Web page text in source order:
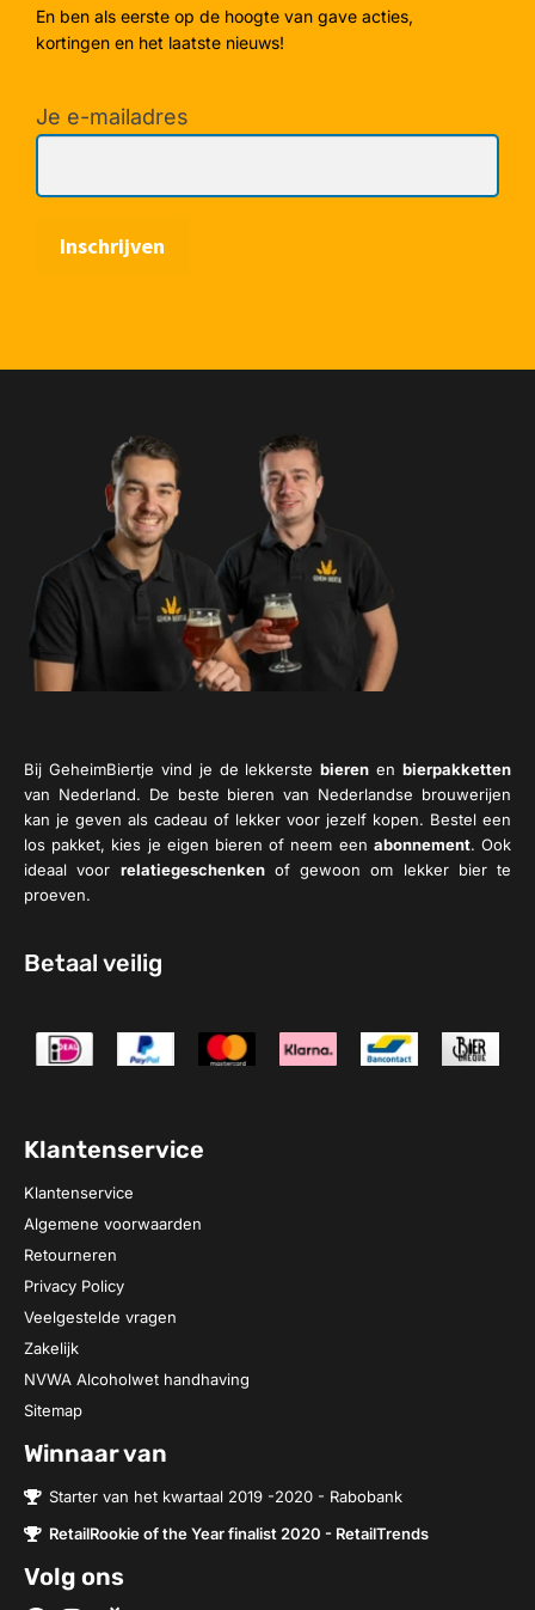
En ben als eerste op de hoogte van gave acties,
kortingen en het laatste nieuws!
Je e-mailadres
Bij GeheimBiertje vind je de lekkerstebieren en bierpakketten
van Nederland. De beste bieren van Nederlandse brouwerijen
kan je geven als cadeau of lekker voor jezelf kopen. Bestel een
los pakket, kies je eigen bieren of neem een abonnement. Ook
ideaal voor relatiegeschenkenof gewoon om lekker bier te
proeven.
Betaal veilig
Klantenservice
Klantenservice
Algemene voorwaarden
Retourneren
Privacy Policy
Veelgestelde vragen
Zakelijk
NVWA Alcoholwet handhaving
Sitemap
Winnaar van
Starter van het kwartaal 2019 -2020 - Rabobank
RetailRookie of the Year finalist 2020 - RetailTrends
Volg ons